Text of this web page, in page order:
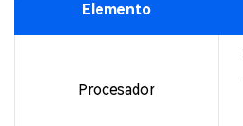
Elemento
Procesador